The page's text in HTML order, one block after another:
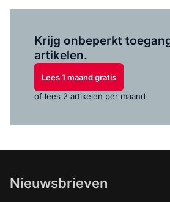
Krijg onbeperkt
artikelen.
Lees 1 maand gratis
of lees 2 artikelen per maand
Nieuwsbrieven